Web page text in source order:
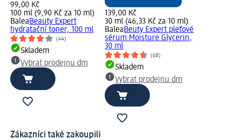
99,00 Kč
100 ml (9,90 Kč za 10 ml)
BaleaBeauty Expert
hydratační toner, 100 ml
(44)
Skladem
Vybrat prodejnu dm
139,00 Kč
30 ml (46,33 Kč za 10 ml)
BaleaBeuty Expert pleťové
sérum Moisture Glycerin,
30 ml
(68)
Skladem
Vybrat prodejnu dm
Zákazníci také zakoupili